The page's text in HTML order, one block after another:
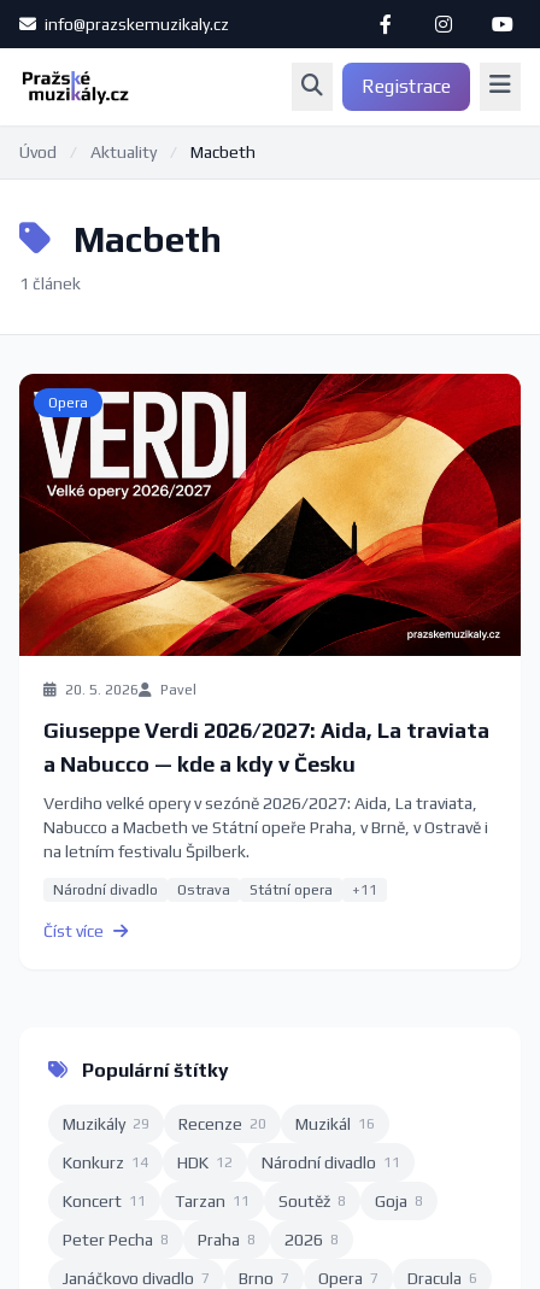
info@prazskemuzikaly.cz
Registrace
Úvod / Aktuality / Macbeth
Macbeth
1 článek
Opera
20. 5. 2026 Pavel
Giuseppe Verdi 2026/2027: Aida, La traviata
a Nabucco — kde a kdy v Česku
Verdiho velké opery v sezóně 2026/2027: Aida, La traviata,
Nabucco a Macbeth ve Státní opeře Praha, v Brně, v Ostravě i
na letním festivalu Špilberk.
Národní divadlo Ostrava Státní opera +11
Číst více
Populární štítky
Muzikály 29 Recenze 20 Muzikál 16
Konkurz 14 HDK 12 Národní divadlo 11
Koncert 11 Tarzan 11 Soutěž 8 Goja 8
Peter Pecha 8 Praha 8 2026 8
Janáčkovo divadlo 7 Brno 7 Opera 7 Dracula 6